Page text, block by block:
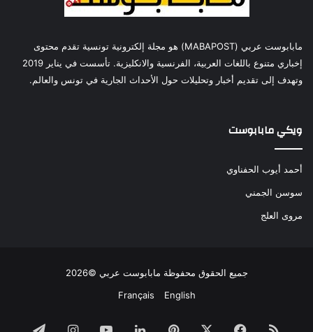
مابابوست عربي (MABAPOST) هو مجلة إلكترونية تونسية تقدم محتوى
إخباري متنوع باللغات العربية، الفرنسية والانكليزية. تأسست في يناير 2019
وتهدف إلى تقديم أخبار وتحليلات حول الأحداث الجارية في تونس والعالم.
ويكي مابابوست
أحمد أيوب الحفناوي
سوسن الجمني
مروى العلج
جميع الحقوق محفوظة مابابوست عربي ©2026
English
Français